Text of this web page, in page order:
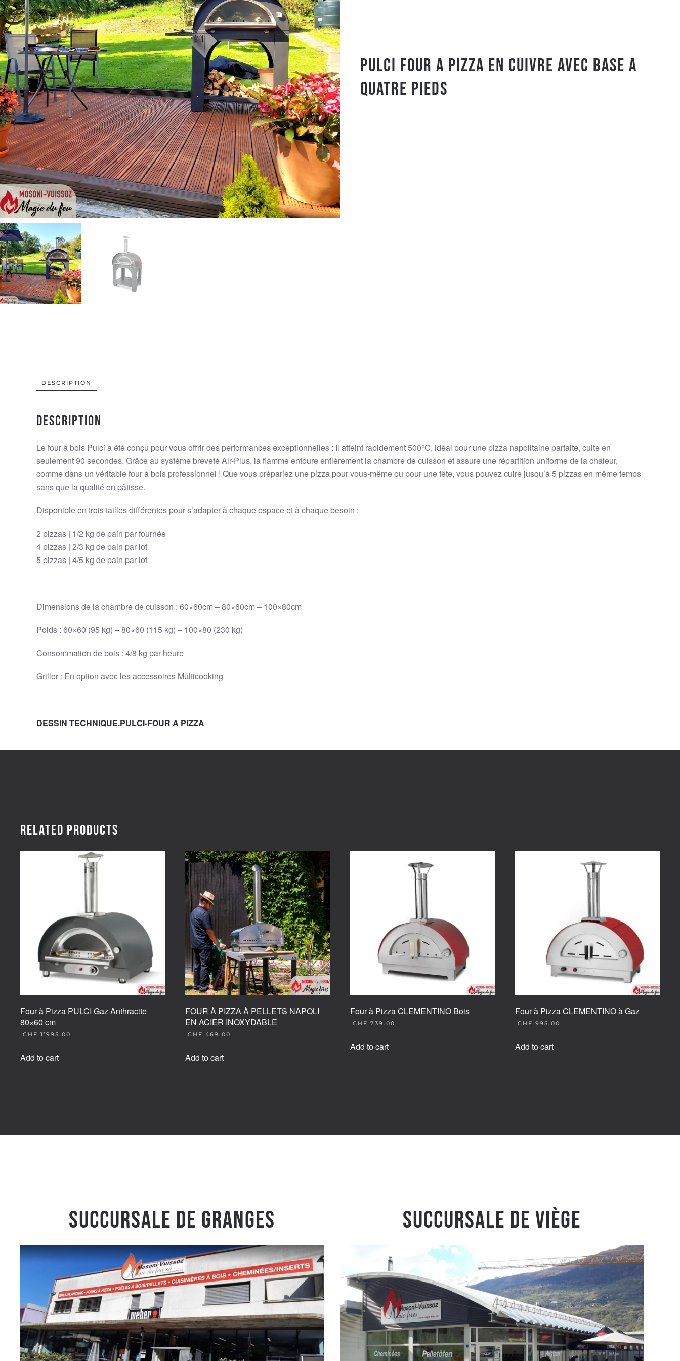
PULCI FOUR A PIZZA EN CUIVRE AVEC BASE A
QUATRE PIEDS
DESCRIPTION
Description
Le four à bois Pulci a été conçu pour vous offrir des performances exceptionnelles : Il atteint rapidement 500°C, idéal pour une pizza napolitaine parfaite, cuite en
seulement 90 secondes. Grâce au système breveté Air-Plus, la flamme entoure entièrement la chambre de cuisson et assure une répartition uniforme de la chaleur,
comme dans un véritable four à bois professionnel ! Que vous prépariez une pizza pour vous-même ou pour une fête, vous pouvez cuire jusqu’à 5 pizzas en même temps
sans que la qualité en pâtisse.
Disponible en trois tailles différentes pour s’adapter à chaque espace et à chaque besoin :
2 pizzas | 1/2 kg de pain par fournée
4 pizzas | 2/3 kg de pain par lot
5 pizzas | 4/5 kg de pain par lot
Dimensions de la chambre de cuisson : 60×60cm – 80×60cm – 100×80cm
Poids : 60×60 (95 kg) – 80×60 (115 kg) – 100×80 (230 kg)
Consommation de bois : 4/8 kg par heure
Griller : En option avec les accessoires Multicooking
DESSIN TECHNIQUE.PULCI-FOUR A PIZZA
Related products
Four à Pizza PULCI Gaz Anthracite
80×60 cm
CHF 1’995.00
Add to cart
FOUR À PIZZA À PELLETS NAPOLI
EN ACIER INOXYDABLE
CHF 469.00
Add to cart
Four à Pizza CLEMENTINO Bois
CHF 739.00
Add to cart
Four à Pizza CLEMENTINO à Gaz
CHF 995.00
Add to cart
Succursale de Granges Succursale de Viège